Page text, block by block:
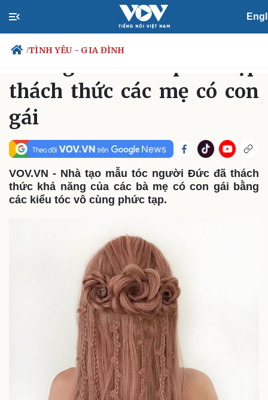
/TÌNH YÊU - GIA ĐÌNH
Chính trị
Tổ chức nhân sự
Quốc hội
Nhận diện sự thật
Dự báo thời tiết
Giáo dục
Dấu ấn VOV
Việc làm
Biển đảo
TÌNH YÊU - GIA ĐÌNH
thách thức các mẹ có con
gái
VOV.VN - Nhà tạo mẫu tóc người Đức đã thách
thức khả năng của các bà mẹ có con gái bằng
các kiểu tóc vô cùng phức tạp.